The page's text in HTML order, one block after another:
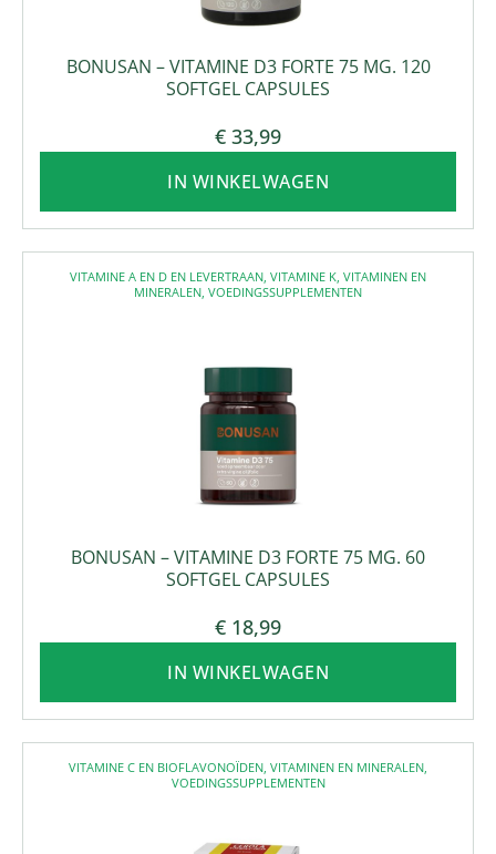
BONUSAN – VITAMINE D3 FORTE 75 MG. 120
SOFTGEL CAPSULES
€ 33,99
IN WINKELWAGEN
VITAMINE A EN D EN LEVERTRAAN VITAMINE K VITAMINEN EN
MINERALEN VOEDINGSSUPPLEMENTEN
BONUSAN – VITAMINE D3 FORTE 75 MG. 60
SOFTGEL CAPSULES
€ 18,99
IN WINKELWAGEN
VITAMINE C EN BIOFLAVONOÏDEN VITAMINEN EN MINERALEN
VOEDINGSSUPPLEMENTEN